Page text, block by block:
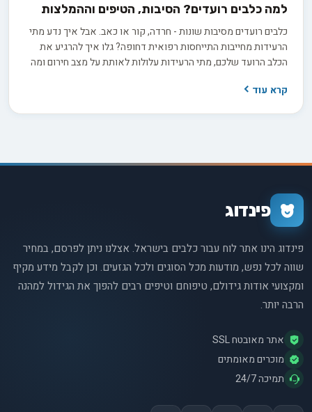
למה כלבים רועדים? הסיבות, הטיפים וההמלצות
כלבים רועדים מסיבות שונות - חרדה, קור או כאב. אבל איך נדע מתי
הרעידות מחייבות התייחסות רפואית דחופה? גלו איך להרגיע את
הכלב הרועד שלכם, מתי הרעידות עלולות לאותת על מצב חירום ומה
להעניק לכלב שלכם את הטיפול הטוב ביותר.
קרא עוד
פינדוג
פינדוג הינו אתר לוח עבור כלבים בישראל. אצלנו ניתן לפרסם, במחיר
שווה לכל נפש, מודעות מכל הסוגים ולכל הגזעים. וכן לקבל מידע מקיף
ומקצועי אודות גידולם, טיפוחם וטיפים רבים להפוך את הגידול למהנה
הרבה יותר.
אתר מאובטח SSL
מוכרים מאומתים
תמיכה 24/7